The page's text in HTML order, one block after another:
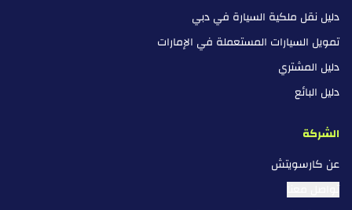
دليل نقل ملكية السيارة في دبي
تمويل السيارات المستعملة في الإمارات
دليل المشتري
دليل البائع
الشركة
عن كارسويتش
تواصل معنا